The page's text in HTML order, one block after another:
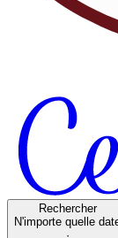
Rechercher
N'importe quelle
·